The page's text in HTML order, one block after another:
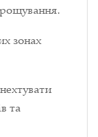
зонах
та